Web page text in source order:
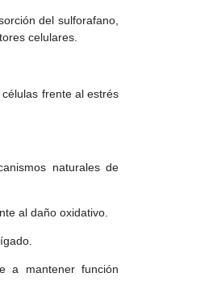
del sulforafano,
celulares.
frente al estrés
naturales de
al daño oxidativo.
a mantener función